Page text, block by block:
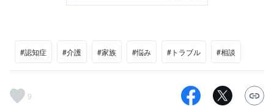
#認知症 #介護 #家族 #悩み #トラブル #相談
9